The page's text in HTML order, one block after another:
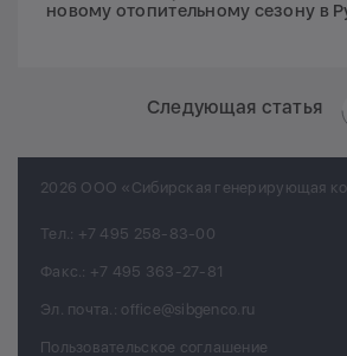
новому отопительному сезону в
Следующая статья
2026 ООО «Сибирская генерирующая
Тел.: +7 495 258-83-00
Факс.: +7 495 363-27-81
Эл. почта.: office@sibgenco.ru
Пользовательское соглашение